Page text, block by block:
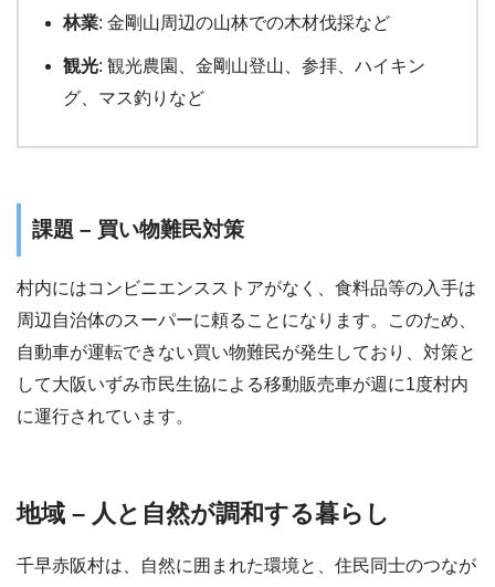
林業: 金剛山周辺の山林での木材伐採など
観光: 観光農園、金剛山登山、参拝、ハイキン
グ、マス釣りなど
課題 – 買い物難民対策
村内にはコンビニエンスストアがなく、食料品等の入手は
周辺自治体のスーパーに頼ることになります。このため、
自動車が運転できない買い物難民が発生しており、対策と
して大阪いずみ市民生協による移動販売車が週に1度村内
に運行されています。
地域 – 人と自然が調和する暮らし
千早赤阪村は、自然に囲まれた環境と、住民同士のつなが